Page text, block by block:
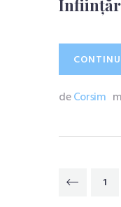
deCorsim
PAGE
1